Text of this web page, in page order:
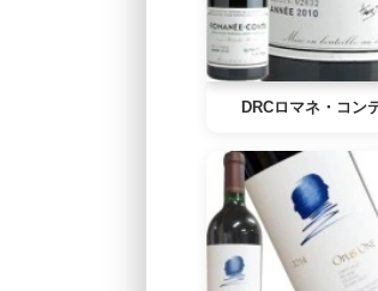
DRCロマネ・コン